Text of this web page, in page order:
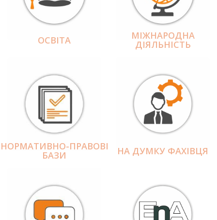
ОСВІТА МІЖНАРОДНА
ДІЯЛЬНІCТЬ
НОРМАТИВНО-ПРАВОВІ
БАЗИ НА ДУМКУ ФАХІВЦЯ